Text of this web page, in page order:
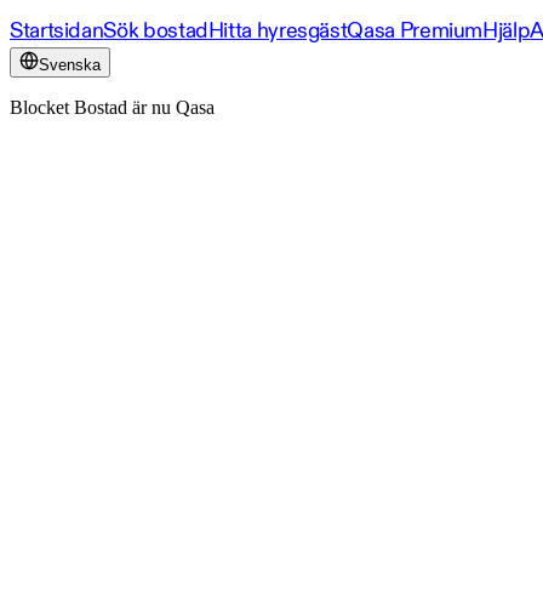
StartsidanSök bostadHitta hyresgästQasa PremiumHjälp
Svenska
Blocket Bostad är nu Qasa